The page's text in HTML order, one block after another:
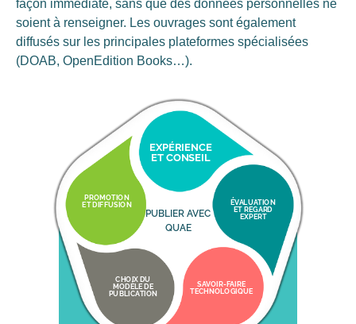
façon immédiate, sans que des données personnelles ne
soient à renseigner. Les ouvrages sont également
diffusés sur les principales plateformes spécialisées
(DOAB, OpenEdition Books…).
PUBLIER AVEC
QUAE
EXPÉRIENCE
ET CONSEIL
ÉVALUATION
ET REGARD
EXPERT
SAVOIR-FAIRE
TECHNOLOGIQUE
CHOIX DU
MODÈLE DE
PUBLICATION
PROMOTION
ET DIFFUSION